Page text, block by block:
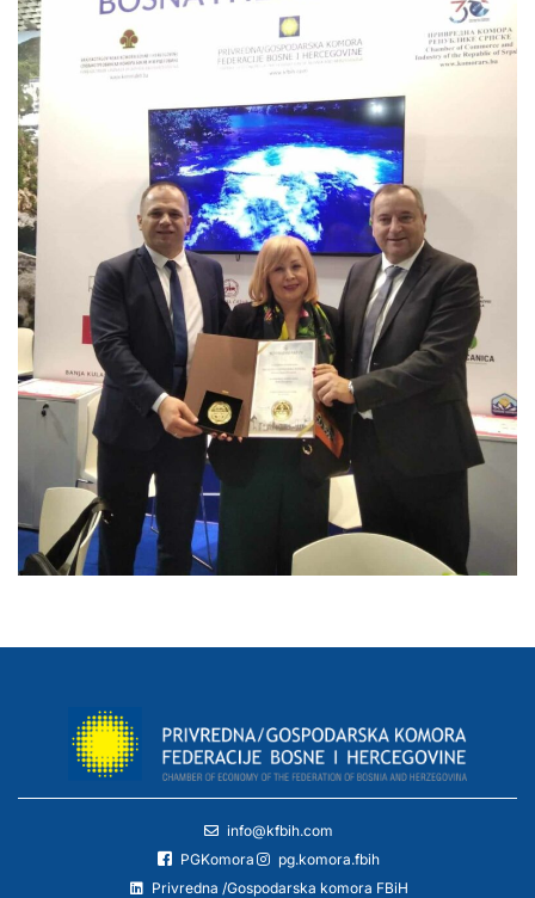
info@kfbih.com
PGKomora
pg.komora.fbih
Privredna /Gospodarska komora FBiH